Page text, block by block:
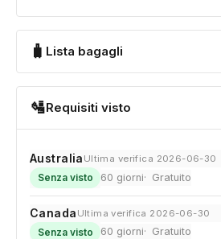
🧳 Lista bagagli
🛂Requisiti visto
Australia Ultima verifica 2026-06-30
Senza visto 60 giorni Gratuito
Canada Ultima verifica 2026-06-30
Senza visto 60 giorni Gratuito